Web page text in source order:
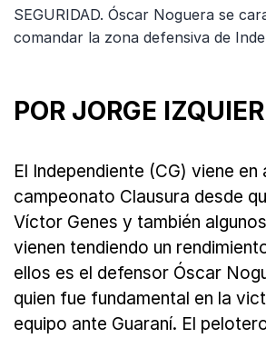
SEGURIDAD. Óscar Noguera se
comandar la zona defensiva de
POR JORGE
El Independiente (CG) viene en
campeonato Clausura desde
Víctor Genes y también
vienen tendiendo un
ellos es el defensor Óscar
quien fue fundamental en la
equipo ante Guaraní. El